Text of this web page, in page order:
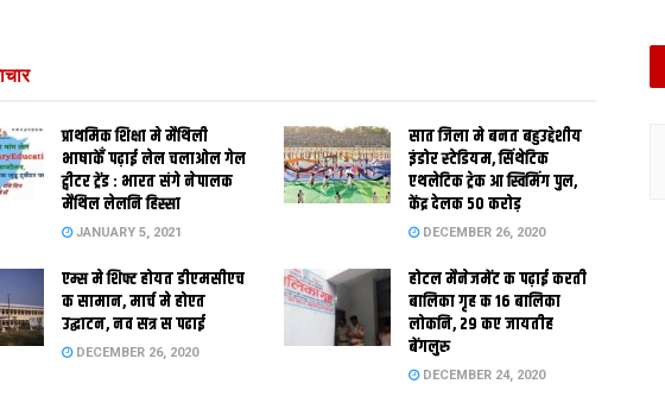
प्राथमिक शि‍क्षा मे मैथि‍ली
भाषाकेँ पढ़ाई लेल चलाओल गेल
ट्वीटर ट्रेंड : भारत संगे नेपालक
मैथिल लेलनि हिस्सा
JANUARY 5, 2021
सात जिला मे बनत बहुउद्देशीय
इंडोर स्‍टेडि‍यम, सिंथेटिक
एथलेटिक ट्रेक आ स्विमिंग पुल,
केंद्र देलक 50 करोड़
DECEMBER 26, 2020
एम्स मे शिफ्ट होयत डीएमसीएच
क सामान, मार्च मे होएत
उद्घाटन, नव सत्र स पढाई
DECEMBER 26, 2020
होटल मैनेजमेंट क पढ़ाई करती
बालिका गृह क 16 बालिका
लोकनि, 29 कए जायतीह
बेंगलुरु
DECEMBER 24, 2020